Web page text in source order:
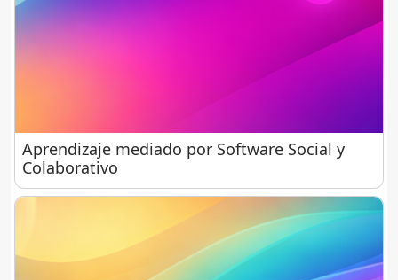
Aprendizaje mediado por Software Social y
Aprendizaje mediado por Software Social y
Colaborativo